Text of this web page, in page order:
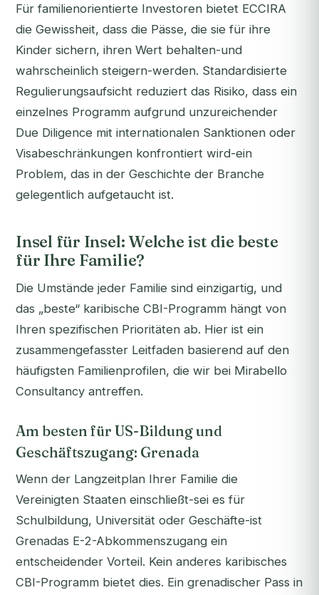
Für familienorientierte Investoren bietet ECCIRA
die Gewissheit, dass die Pässe, die sie für ihre
Kinder sichern, ihren Wert behalten-und
wahrscheinlich steigern-werden. Standardisierte
Regulierungsaufsicht reduziert das Risiko, dass ein
einzelnes Programm aufgrund unzureichender
Due Diligence mit internationalen Sanktionen oder
Visabeschränkungen konfrontiert wird-ein
Problem, das in der Geschichte der Branche
gelegentlich aufgetaucht ist.
Insel für Insel: Welche ist die beste
für Ihre Familie?
Die Umstände jeder Familie sind einzigartig, und
das „beste“ karibische CBI-Programm hängt von
Ihren spezifischen Prioritäten ab. Hier ist ein
zusammengefasster Leitfaden basierend auf den
häufigsten Familienprofilen, die wir bei Mirabello
Consultancy antreffen.
Am besten für US-Bildung und
Geschäftszugang: Grenada
Wenn der Langzeitplan Ihrer Familie die
Vereinigten Staaten einschließt-sei es für
Schulbildung, Universität oder Geschäfte-ist
Grenadas E-2-Abkommenszugang ein
entscheidender Vorteil. Kein anderes karibisches
CBI-Programm bietet dies. Ein grenadischer Pass in